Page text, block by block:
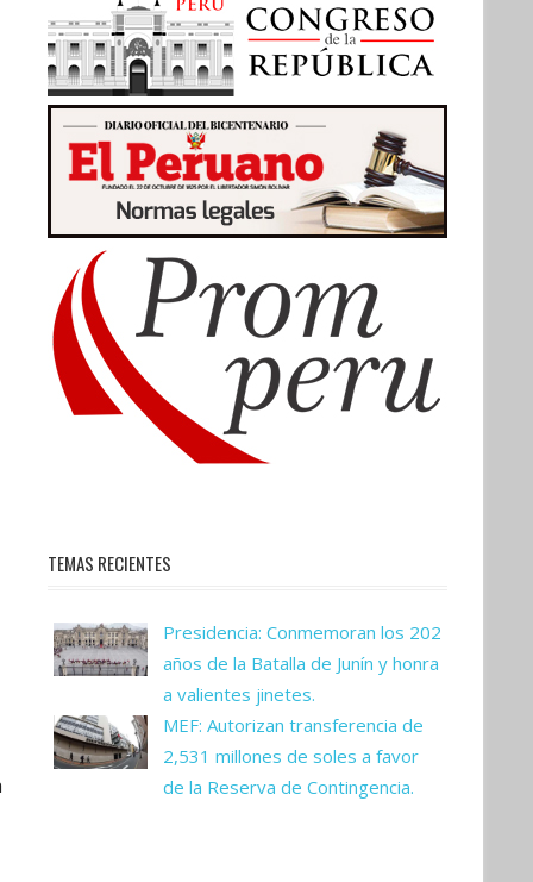
TEMAS RECIENTES
Presidencia: Conmemoran los 202
años de la Batalla de Junín y honra
a valientes jinetes.
MEF: Autorizan transferencia de
2,531 millones de soles a favor
de la Reserva de Contingencia.